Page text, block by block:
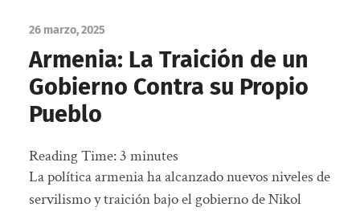
26 marzo, 2025
Armenia: La Traición de un
Gobierno Contra su Propio
Pueblo
Reading Time:3 minutes
La política armenia ha alcanzado nuevos niveles de
servilismo y traición bajo el gobierno de Nikol